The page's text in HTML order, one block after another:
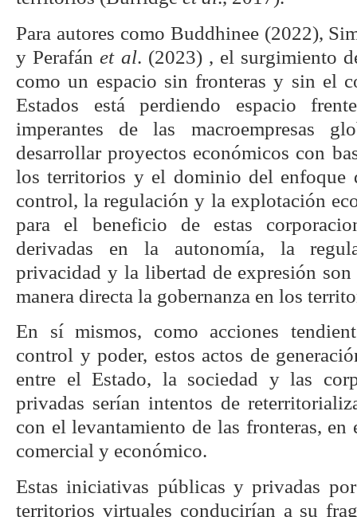
Para autores como Buddhinee (2022),
y Perafánet al. (2023) , el surgimiento
como un espacio sin fronteras y sin el
Estados está perdiendo espacio
imperantes de las macroempresas
desarrollar proyectos económicos con
los territorios y el dominio del enfoque
control, la regulación y la explotación
para el beneficio de estas
derivadas en la autonomía, la
privacidad y la libertad de expresión
manera directa la gobernanza en los
En sí mismos, como acciones
control y poder, estos actos de
entre el Estado, la sociedad y las
privadas serían intentos de
con el levantamiento de las fronteras, en
comercial y económico.
Estas iniciativas públicas y privadas
territorios virtuales conducirían a su